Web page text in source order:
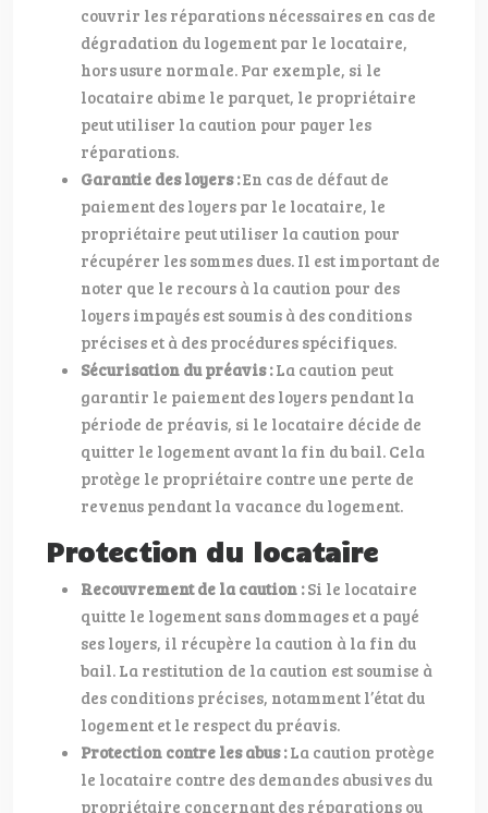
couvrir les réparations nécessaires en cas de
dégradation du logement par le locataire,
hors usure normale. Par exemple, si le
locataire abime le parquet, le propriétaire
peut utiliser la caution pour payer les
réparations.
Garantie des loyers :En cas de défaut de
paiement des loyers par le locataire, le
propriétaire peut utiliser la caution pour
récupérer les sommes dues. Il est important de
noter que le recours à la caution pour des
loyers impayés est soumis à des conditions
précises et à des procédures spécifiques.
Sécurisation du préavis :La caution peut
garantir le paiement des loyers pendant la
période de préavis, si le locataire décide de
quitter le logement avant la fin du bail. Cela
protège le propriétaire contre une perte de
revenus pendant la vacance du logement.
Protection du locataire
Recouvrement de la caution :Si le locataire
quitte le logement sans dommages et a payé
ses loyers, il récupère la caution à la fin du
bail. La restitution de la caution est soumise à
des conditions précises, notamment l’état du
logement et le respect du préavis.
Protection contre les abus :La caution protège
le locataire contre des demandes abusives du
propriétaire concernant des réparations ou